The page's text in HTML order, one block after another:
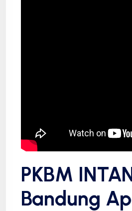
PKBM
Bandung